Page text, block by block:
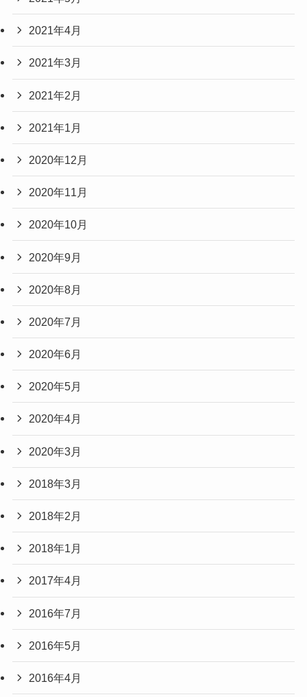
2021年4月
2021年3月
2021年2月
2021年1月
2020年12月
2020年11月
2020年10月
2020年9月
2020年8月
2020年7月
2020年6月
2020年5月
2020年4月
2020年3月
2018年3月
2018年2月
2018年1月
2017年4月
2016年7月
2016年5月
2016年4月